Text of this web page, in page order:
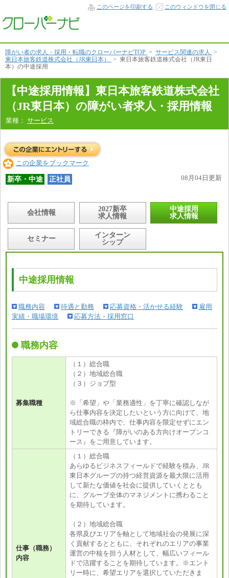
採
用
報
本
文
へ
このページを印刷する このウィンドウを閉じる
障がい者の求人・採用・転職のクローバーナビTOP > サービス関連の求人 >
東日本旅客鉄道株式会社（JR東日本）
> 東日本旅客鉄道株式会社（JR東日
本）の中途採用
【中途採用情報】東日本旅客鉄道株式会社
（JR東日本）の障がい者求人・採用情報
業種： サービス
この企業をブックマーク
新卒・中途 正社員 08月04日更新
会社情報
2027新卒
求人情報
中途採用
求人情報
セミナー
インターン
シップ
中途採用情報
職務内容 待遇と勤務 応募資格・活かせる経験
雇用
実績・職場環境
応募方法・採用窓口
職務内容
募集職種
（１）総合職
（２）地域総合職
（３）ジョブ型
※「希望」や「業務適性」を丁寧に確認しなが
ら仕事内容を決定したいという方に向けて、地
域総合職の枠内で、仕事内容を限定せずにエン
トリーできる『障がいのある方向けオープンコ
ース』をご用意しています。
仕事（職務）
内容
（１）総合職
あらゆるビジネスフィールドで経験を積み、JR
東日本グループの持つ経営資源を最大限に活用
して新たな価値を社会に提供していくととも
に、グループ全体のマネジメントに携わること
を期待しています。
（２）地域総合職
各県及びエリアを軸として地域社会の発展に深
く貢献するとともに、それぞれのエリアの事業
運営の中核を担う人材として、幅広いフィール
ドで活躍することを期待しています。※エント
リー時に、希望エリアを選択していただきま